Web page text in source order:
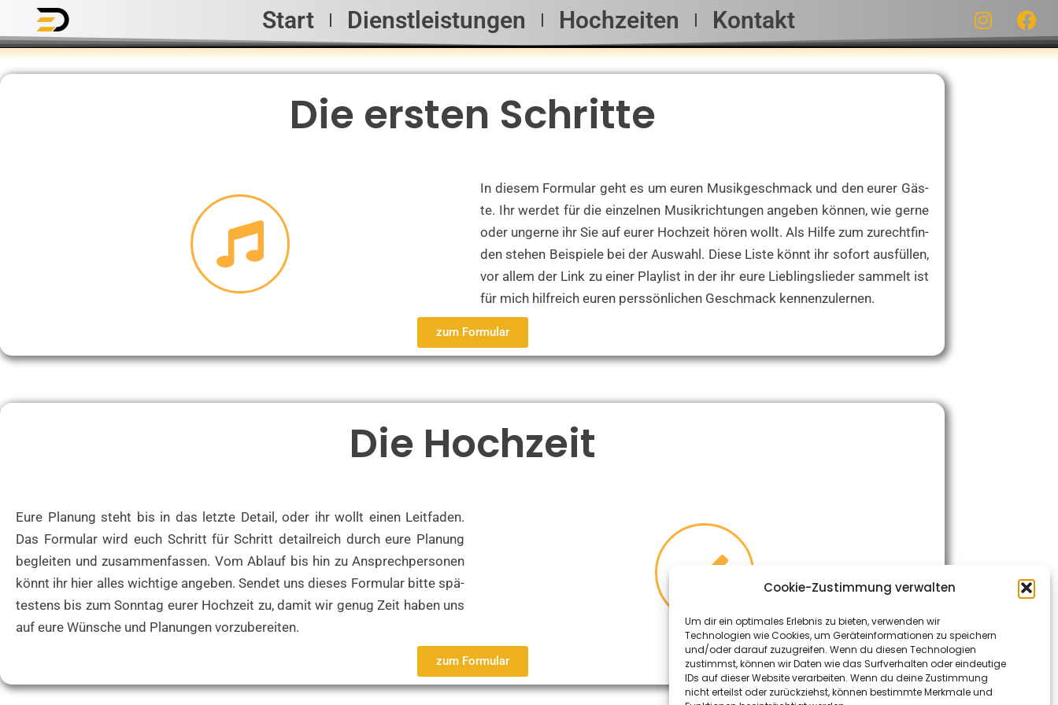
Cookie-Zustimmung verwalten
Um dir ein optimales Erlebnis zu bieten, verwenden wir
Technologien wie Cookies, um Geräteinformationen zu speichern
und/oder darauf zuzugreifen. Wenn du diesen Technologien
zustimmst, können wir Daten wie das Surfverhalten oder eindeutige
IDs auf dieser Website verarbeiten. Wenn du deine Zustimmung
nicht erteilst oder zurückziehst, können bestimmte Merkmale und
Zum
Inhalt
Start Dienstleistungen Hochzeiten Kontakt
Die ersten Schritte
In die­sem For­mu­lar geht es um euren Musik­ge­schmack und den eurer Gäs­
te. Ihr wer­det für die ein­zel­nen Musik­rich­tun­gen ange­ben kön­nen, wie ger­ne
oder unger­ne ihr Sie auf eurer Hoch­zeit hören wollt. Als Hil­fe zum zurecht­fin­
den ste­hen Bei­spie­le bei der Aus­wahl. Die­se Lis­te könnt ihr sofort aus­fül­len,
vor allem der Link zu einer Play­list in der ihr eure Lieb­lings­lie­der sam­melt ist
für mich hilf­reich euren pers­sön­li­chen Geschmack kennenzulernen.
zum For­mu­lar
Die Hochzeit
Eure Pla­nung steht bis in das letz­te Detail, oder ihr wollt einen Leit­fa­den.
Das For­mu­lar wird euch Schritt für Schritt detail­reich durch eure Pla­nung
beglei­ten und zusam­men­fas­sen. Vom Ablauf bis hin zu Ansprech­per­so­nen
könnt ihr hier alles wich­ti­ge ange­ben. Sen­det uns die­ses For­mu­lar bit­te spä­
tes­tens bis zum Sonn­tag eurer Hoch­zeit zu, damit wir genug Zeit haben uns
auf eure Wün­sche und Pla­nun­gen vorzubereiten.
zum For­mu­lar